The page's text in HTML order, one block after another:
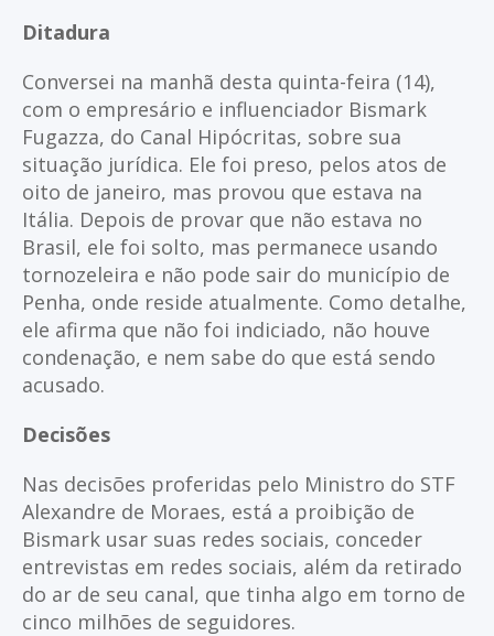
Ditadura
Conversei na manhã desta quinta-feira (14),
com o empresário e influenciador Bismark
Fugazza, do Canal Hipócritas, sobre sua
situação jurídica. Ele foi preso, pelos atos de
oito de janeiro, mas provou que estava na
Itália. Depois de provar que não estava no
Brasil, ele foi solto, mas permanece usando
tornozeleira e não pode sair do município de
Penha, onde reside atualmente. Como detalhe,
ele afirma que não foi indiciado, não houve
condenação, e nem sabe do que está sendo
acusado.
Decisões
Nas decisões proferidas pelo Ministro do STF
Alexandre de Moraes, está a proibição de
Bismark usar suas redes sociais, conceder
entrevistas em redes sociais, além da retirado
do ar de seu canal, que tinha algo em torno de
cinco milhões de seguidores.